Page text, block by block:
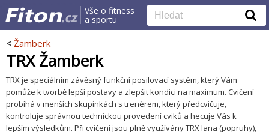
Vše o fitness
a sportu
< Žamberk
TRX Žamberk
TRX je speciálním závěsný funkční posilovací systém, který Vám
pomůže k tvorbě lepší postavy a zlepšit kondici na maximum. Cvičení
probíhá v menších skupinkách s trenérem, který předcvičuje,
kontroluje správnou technickou provedení cviků a hecuje Vás k
lepším výsledkům. Při cvičení jsou plně využívány TRX lana (popruhy),